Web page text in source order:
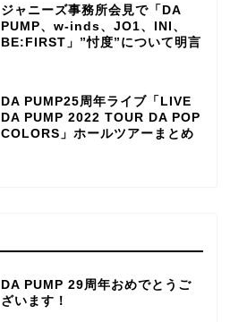
ジャニーズ事務所会見で「DA
PUMP、w-inds、JO1、INI、
BE:FIRST」”忖度”について明言
DA PUMP25周年ライブ「LIVE
DA PUMP 2022 TOUR DA POP
COLORS」ホールツアーまとめ
DA PUMP 29周年おめでとうご
ざいます！